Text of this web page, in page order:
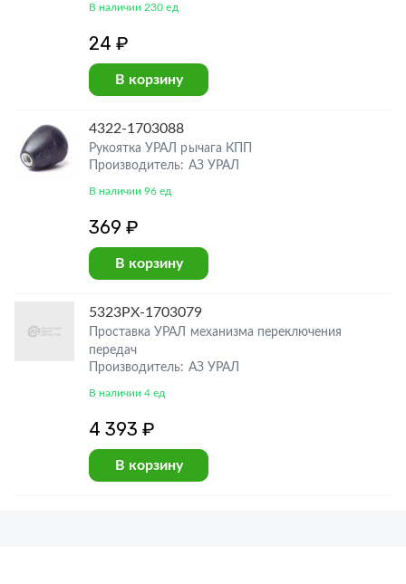
В наличии 230 ед
24 ₽
В корзину
4322-1703088
Рукоятка УРАЛ рычага КПП
Производитель: АЗ УРАЛ
В наличии 96 ед
369 ₽
В корзину
5323РХ-1703079
Проставка УРАЛ механизма переключения
передач
Производитель: АЗ УРАЛ
В наличии 4 ед
4 393 ₽
В корзину